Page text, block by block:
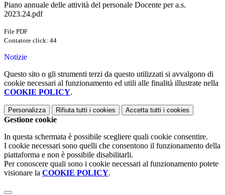
Piano annuale delle attività del personale Docente per a.s.
2023.24.pdf
File PDF
Contatore click: 44
Notizie
Questo sito o gli strumenti terzi da questo utilizzati si avvalgono di
cookie necessari al funzionamento ed utili alle finalità illustrate nella
COOKIE POLICY.
Personalizza Rifiuta tutti i cookies Accetta tutti i cookies
Gestione cookie
In questa schermata è possibile scegliere quali cookie consentire.
I cookie necessari sono quelli che consentono il funzionamento della
piattaforma e non è possibile disabilitarli.
Per conoscere quali sono i cookie necessari al funzionamento potete
visionare la COOKIE POLICY.